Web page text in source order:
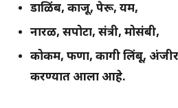
डाळिंब, काजू, पेरू, यम,
नारळ, सपोटा, संत्री, मोसंबी,
कोकम, फणा, कागी लिंबू,
करण्यात आला आहे.